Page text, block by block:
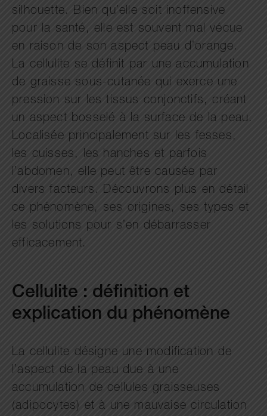
silhouette. Bien qu’elle soit inoffensive
pour la santé, elle est souvent mal vécue
en raison de son aspect peau d’orange.
La cellulite se définit par une accumulation
de graisse sous-cutanée qui exerce une
pression sur les tissus conjonctifs, créant
un aspect bosselé à la surface de la peau.
Localisée principalement sur les fesses,
les cuisses, les hanches et parfois
l’abdomen, elle peut être causée par
divers facteurs. Découvrons plus en détail
ce phénomène, ses origines, ses types et
les solutions pour s’en débarrasser
efficacement.
Cellulite : définition et
explication du phénomène
La cellulite désigne une modification de
l’aspect de la peau due à une
accumulation de cellules graisseuses
(adipocytes) et à une mauvaise circulation